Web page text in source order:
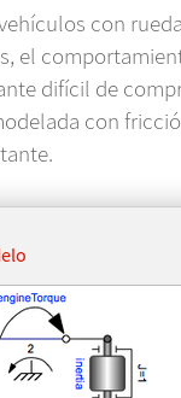
con
el
difícil de
con